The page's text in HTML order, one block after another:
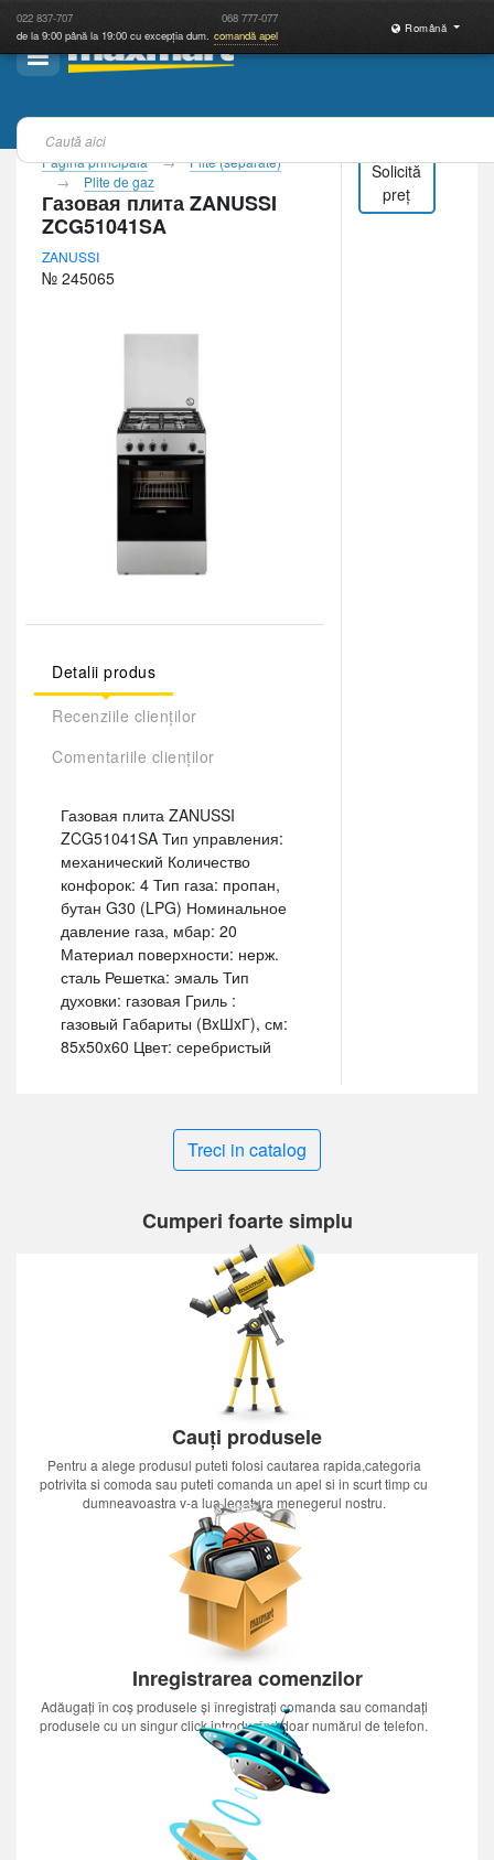
022 837-707 068 777-077
de la 9:00 până la 19:00 cu excepția dum. comandă apel
Română
Pagina principală
Plite (separate)
Plite de gaz
Газовая плита ZANUSSI
ZCG51041SA
ZANUSSI
№ 245065
Detalii produs
Recenziile clienților
Comentariile clienților
Газовая плита ZANUSSI
ZCG51041SA Тип управления:
механический Количество
конфорок: 4 Тип газа: пропан,
бутан G30 (LPG) Номинальное
давление газа, мбар: 20
Материал поверхности: нерж.
сталь Решетка: эмаль Тип
духовки: газовая Гриль :
газовый Габариты (ВxШxГ), см:
85x50x60 Цвет: серебристый
Solicită
preț
Treci in catalog
Cumperi foarte simplu
Cauți produsele
Pentru a alege produsul puteti folosi cautarea rapida,categoria
potrivita si comoda sau puteti comanda un apel si in scurt timp cu
dumneavoastra v-a lua legatura menegerul nostru.
Inregistrarea comenzilor
Adăugați în coș produsele și înregistrați comanda sau comandați
produsele cu un singur click introducînd doar numărul de telefon.